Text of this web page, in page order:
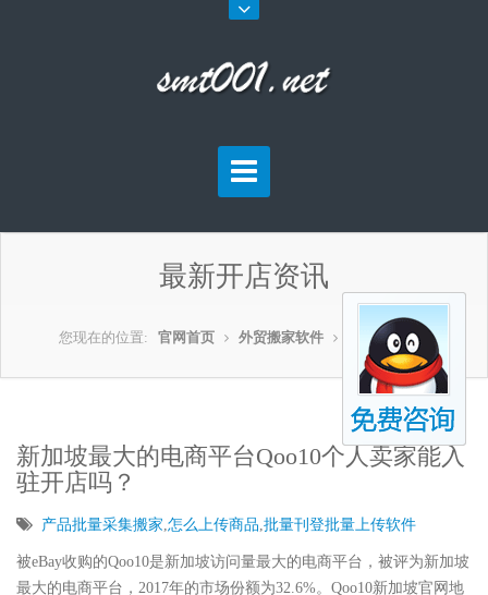
最新开店资讯
您现在的位置: 官网首页 外贸搬家软件 外贸开店资讯
新加坡最大的电商平台Qoo10个人卖家能入
驻开店吗？
产品批量采集搬家,怎么上传商品,批量刊登批量上传软件
被eBay收购的Qoo10是新加坡访问量最大的电商平台，被评为新加坡
最大的电商平台，2017年的市场份额为32.6%。Qoo10新加坡官网地